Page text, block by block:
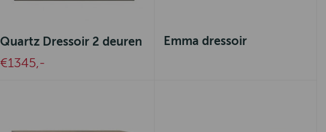
Quartz Dressoir 2 deuren
€1345,-
Emma dressoir